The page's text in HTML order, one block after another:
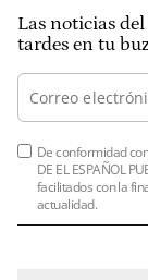
Las noticias
tardes en tu
De conformidad
DE EL ESPAÑOL
facilitados con la
actualidad.